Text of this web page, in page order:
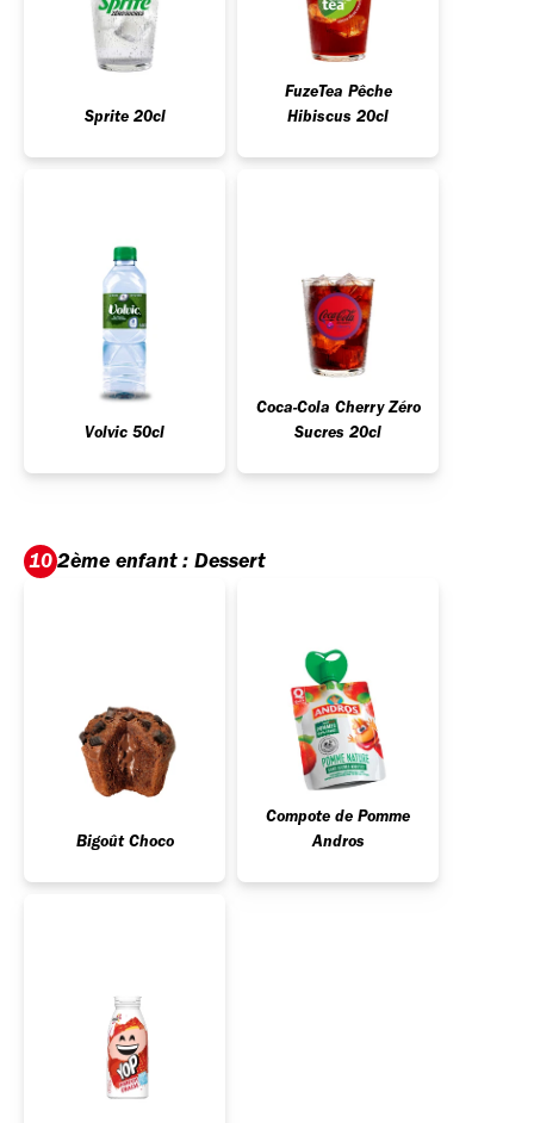
Sprite 20cl
FuzeTea Pêche
Hibiscus 20cl
Volvic 50cl
Coca-Cola Cherry Zéro
Sucres 20cl
10 2ème enfant : Dessert
Bigoût Choco
Compote de Pomme
Andros